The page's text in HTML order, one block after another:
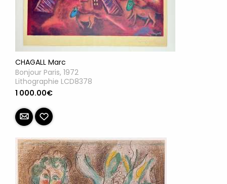
CHAGALL Marc
Bonjour Paris, 1972
Lithographie LCD8378
1 000.00€